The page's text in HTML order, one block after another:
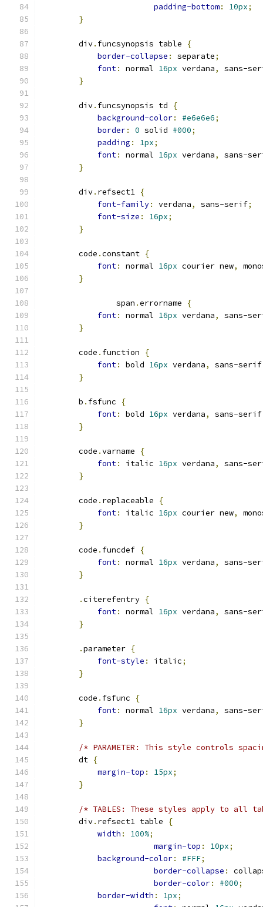
padding-bottom: 10px;
}
        div
. funcsynopsis table
{
border-collapse : separate;
font: normal 16px verdana,
sans-
}
        div
. funcsynopsis td
{
background-color: #e6e6e6;
border: 0 solid #000;
padding : 1px;
font: normal 16px verdana,
sans-
}
        div
. refsect1 {
font-family: verdana, sans-serif;
font-size : 16px;
}
        code
.constant {
font: normal 16px courier new,
}
                span
.errorname
{
font: normal 16px verdana,
sans-
}
        code
. function
{
font: bold 16px verdana,
sans-
}
        b
. fsfunc
{
font: bold 16px verdana,
sans-
}
        code
.varname
{
font: italic 16px verdana,
sans-
}
        code
. replaceable
{
font: italic 16px courier new,
}
        code
. funcdef {
font: normal 16px verdana,
sans-
}
.citerefentry {
font: normal 16px verdana,
sans-
}
.parameter {
font-style : italic;
}
        code
. fsfunc
{
font: normal 16px verdana,
sans-
}
/* PARAMETER: This style controls
        dt
{
margin-top : 15px;
}
/* TABLES: These styles apply to all
        div
. refsect1 table
{
width : 100%;
margin-top : 10px;
background-color: #FFF;
border-collapse :
border-color: #000;
border-width : 1px;